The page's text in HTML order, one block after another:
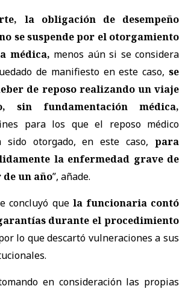
la obligación de desempeño
se suspende por el otorgamiento
médica, menos aún si se considera
de manifiesto en este caso, se
de reposo realizando un viaje
sin fundamentación médica,
para los que el reposo médico
sido otorgado, en este caso, para
la enfermedad grave de
un año”, añade.
concluyó que la funcionaria contó
durante el procedimiento
lo que descartó vulneraciones a sus
en consideración las propias